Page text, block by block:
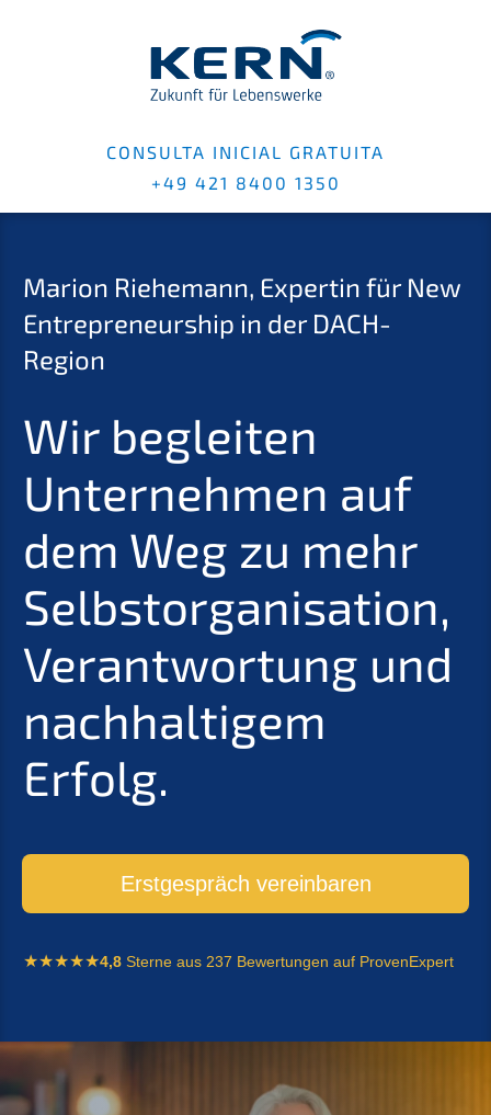
CONSUL­TA INICIAL GRATUI­TA
+49 421 8400 1350
Marion Riehe­mann, Exper­tin für New
Entre­pre­neur­ship in der DACH-
Region
Wir beglei­ten
Unter­neh­men auf
dem Weg zu mehr
Selbst­or­ga­ni­sa­ti­on,
Verant­wor­tung und
nachhal­ti­gem
Erfolg.
Erstge­spräch vereinbaren
4,8 Sterne aus 237 Bewer­tun­gen auf ProvenExpert